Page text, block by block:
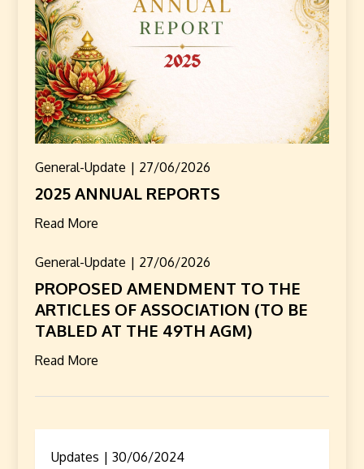
General-Update 27/06/2026
2025 ANNUAL REPORTS
Read More
General-Update 27/06/2026
PROPOSED AMENDMENT TO THE
ARTICLES OF ASSOCIATION (TO BE
TABLED AT THE 49TH AGM)
Read More
Updates 30/06/2024